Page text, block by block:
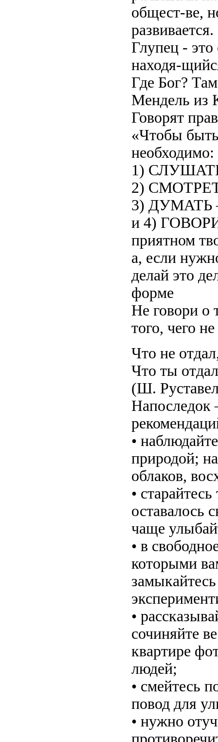
общест-ве,
развивается.
Глупец -
находя-
Где Бог?
Мендель из
Говорят
«Чтобы
необходимо:
1) СЛУШАТЬ
2)
3) ДУМАТЬ
и 4)
приятном
а, если
делай это
форме
Не говори о
того, чего
Что не
Что ты
(Ш.
Напоследок
•
природой;
облаков,
•
оставалось
чаще
• в
которыми
•
сочиняйте
квартире
людей;
• смейтесь
повод для
• нужно